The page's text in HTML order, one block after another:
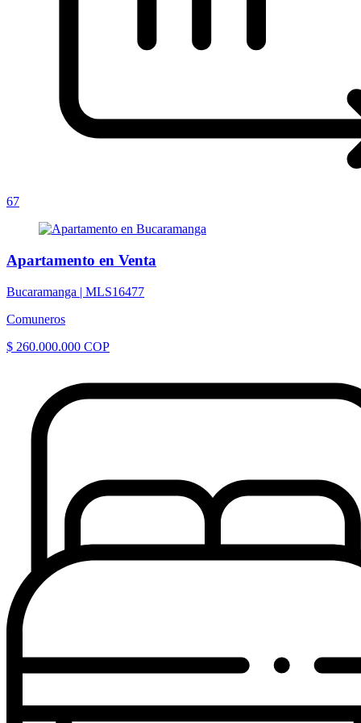
67
Apartamento en Venta
Bucaramanga | MLS16477
Comuneros
$ 260.000.000 COP